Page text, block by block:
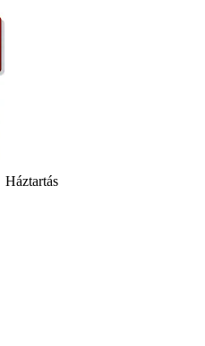
Háztartás